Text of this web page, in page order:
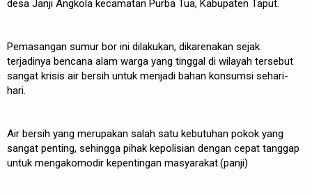
desa Janji Angkola kecamatan Purba Tua, Kabupaten Taput.
Pemasangan sumur bor ini dilakukan, dikarenakan sejak
terjadinya bencana alam warga yang tinggal di wilayah tersebut
sangat krisis air bersih untuk menjadi bahan konsumsi sehari-
hari.
Air bersih yang merupakan salah satu kebutuhan pokok yang
sangat penting, sehingga pihak kepolisian dengan cepat tanggap
untuk mengakomodir kepentingan masyarakat.(panji)